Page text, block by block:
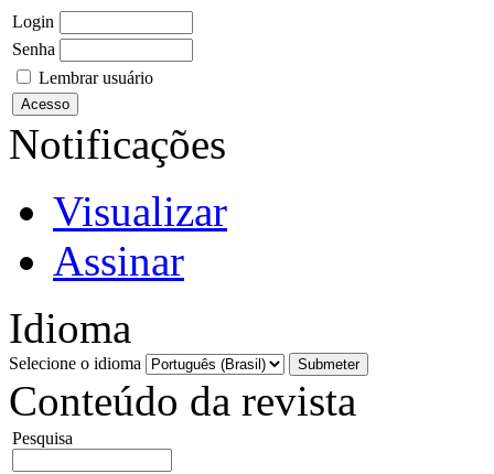
Login
Senha
Lembrar usuário
Notificações
Visualizar
Assinar
Idioma
Selecione o idioma
Conteúdo da revista
Pesquisa